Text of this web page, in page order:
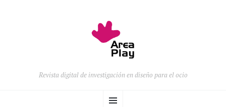
Revista digital de investigación en diseño para el ocio
Menú
AL